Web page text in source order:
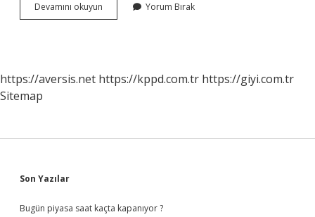
Devamını okuyun
Kırılırsa
Yorum Bırak
https://aversis.net https://kppd.com.tr https://giyi.com.tr
Sitemap
Sidebar
Son Yazılar
Bugün piyasa saat kaçta kapanıyor ?